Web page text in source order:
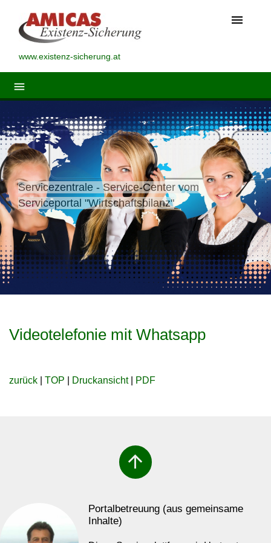
menu
www.existenz-sicherung.at
menu
Servicezentrale - Service-Center vom
Serviceportal "Wirtschaftsbilanz"
Videotelefonie mit Whatsapp
zurück TOP Druckansicht| PDF
arrow_upward
Portalbetreuung (aus gemeinsame
Inhalte)